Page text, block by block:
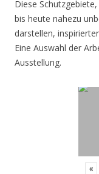
Diese
bis heute nahezu
darstellen,
Eine Auswahl der
Ausstellung.
«